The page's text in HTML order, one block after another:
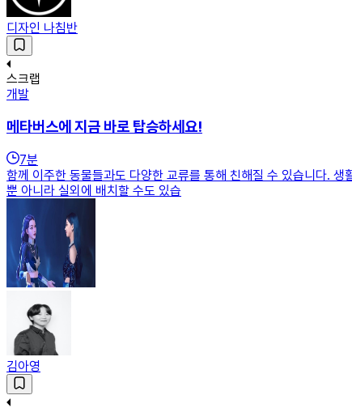
디자인 나침반
스크랩
개발
메타버스에 지금 바로 탑승하세요!
7분
함께 이주한 동물들과도 다양한 교류를 통해 친해질 수 있습니다.
뿐 아니라 실외에 배치할 수도 있습
김아영